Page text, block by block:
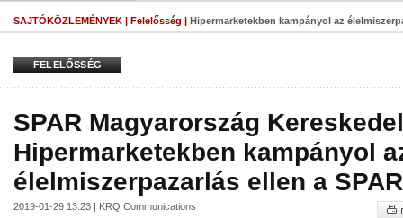
SAJTÓKÖZLEMÉNYEK | Felelősség | Hipermarketekben kampányol az
FELELŐSSÉG
SPAR Magyarország
Hipermarketekben kampányol
élelmiszerpazarlás ellen a SPAR
2019-01-29 13:23 | KRQ Communications